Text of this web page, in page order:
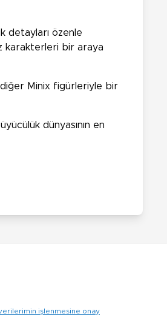
detayları özenle
karakterleri bir araya
Minix figürleriyle bir
dünyasının en
işlenmesine onay